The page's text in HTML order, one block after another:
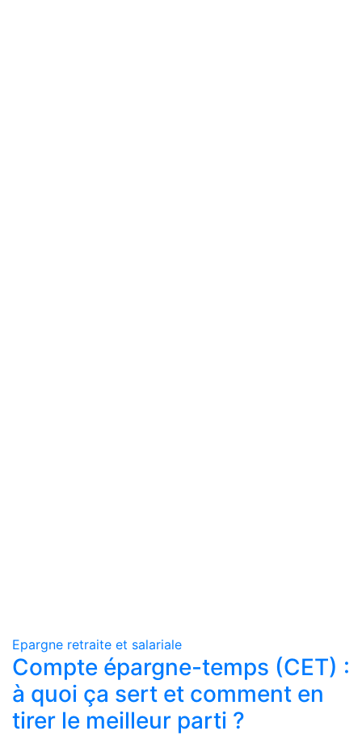
Epargne retraite et salariale
Compte épargne-temps (CET) :
à quoi ça sert et comment en
tirer le meilleur parti ?